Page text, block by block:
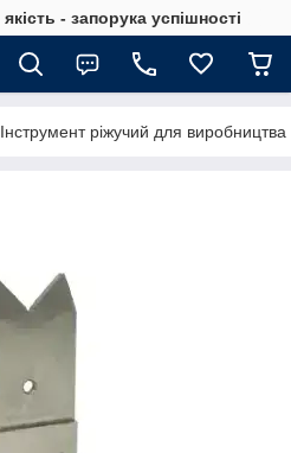
- запорука успішності
Інструмент ріжучий для виробництва